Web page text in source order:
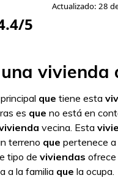
Actualizado: 28
5
vivienda
que tiene esta
es que no está en
vecina. Esta
terreno que pertenece a
tipo de viviendas ofrece
a la familia que la ocupa.